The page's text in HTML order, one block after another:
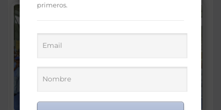
primeros.